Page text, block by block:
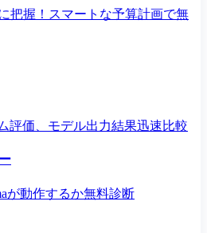
把握！スマートな予算計画で無
評価、モデル出力結果迅速比較
が動作するか無料診断